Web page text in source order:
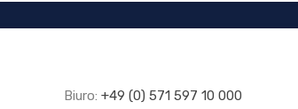
Biuro: +49 (0) 571 597 10 000